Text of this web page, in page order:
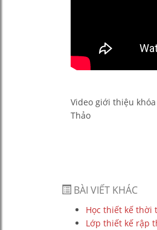
Video giới thiệu
Thảo
BÀI VIẾT KHÁC
Học thiết kế thời
Lớp thiết kế rập